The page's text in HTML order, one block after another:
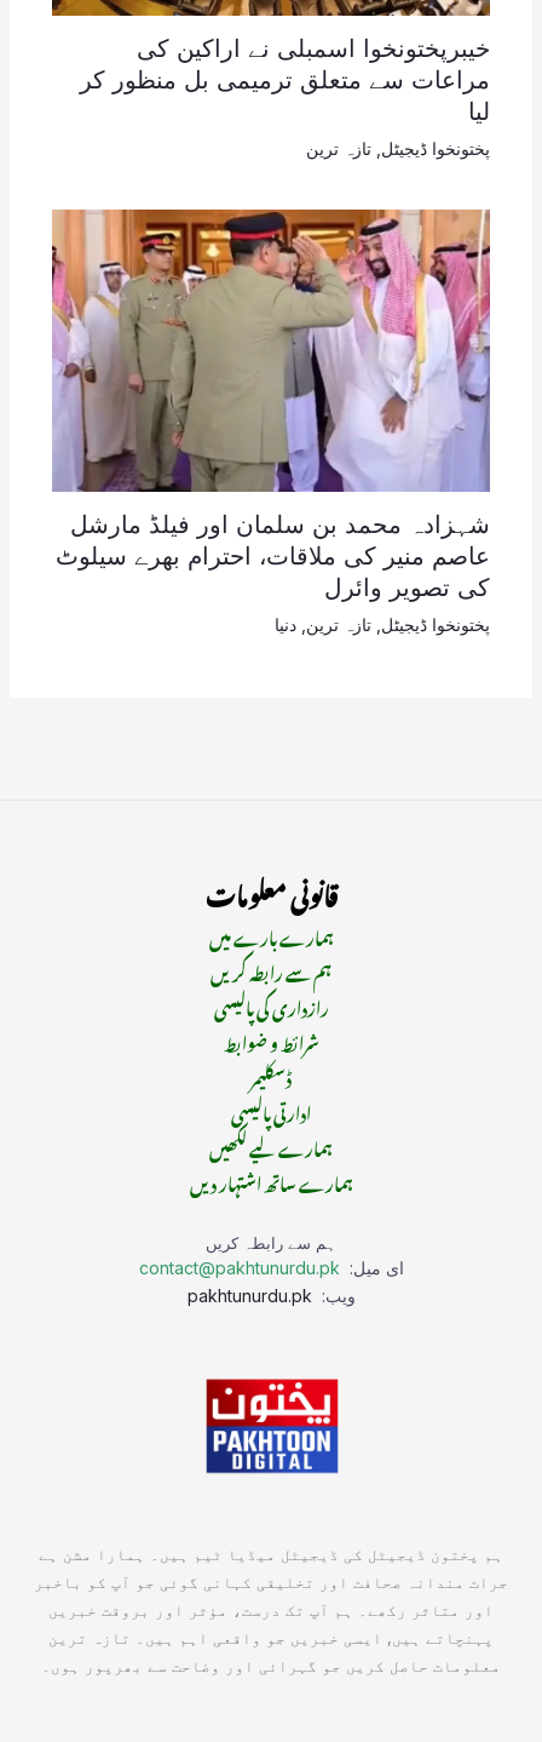
خیبرپختونخوا اسمبلی نے اراکین کی
مراعات سے متعلق ترمیمی بل منظور کر
لیا
پختونخوا ڈیجیٹل تازہ ترین
شہزادہ محمد بن سلمان اور فیلڈ مارشل
عاصم منیر کی ملاقات، احترام بھرے سیلوٹ
کی تصویر وائرل
پختونخوا ڈیجیٹل تازہ ترین دنیا
قانونی معلومات
ہمارے بارے میں
ہم سے رابطہ کریں
رازداری کی پالیسی
شرائط و ضوابط
ڈسکلیمر
ادارتی پالیسی
ہمارے لیے لکھیں
ہمارے ساتھ اشتہار دیں
ہم سے رابطہ کریں
ای میل: contact@pakhtunurdu.pk
ویب:
ہم پختون ڈیجیٹل کی ڈیجیٹل میڈیا ٹیم ہیں۔ ہمارا مشن ہے
جرات مندانہ صحافت اور تخلیقی کہانی گوئی جو آپ کو باخبر
اور متاثر رکھے۔ ہم آپ تک درست، مؤثر اور بروقت خبریں
پہنچاتے ہیں, ایسی خبریں جو واقعی اہم ہیں۔ تازہ ترین
معلومات حاصل کریں جو گہرائی اور وضاحت سے بھرپور ہوں۔